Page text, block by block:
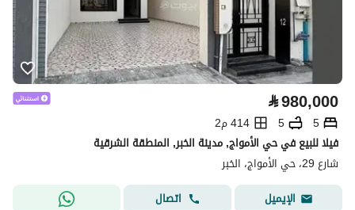
⃁980,000
5
5
414 م2
فيلا للبيع في حي الأمواج, مدينة الخبر, المنطقة الشرقية
شارع 29، حي الأمواج، الخبر
الإيميل
اتصال